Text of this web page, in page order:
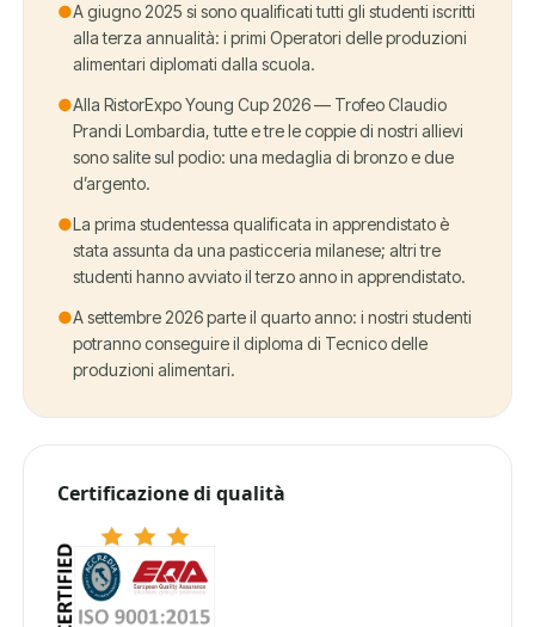
●A giugno 2025 si sono qualificati tutti gli studenti iscritti
alla terza annualità: i primi Operatori delle produzioni
alimentari diplomati dalla scuola.
●Alla RistorExpo Young Cup 2026 — Trofeo Claudio
Prandi Lombardia, tutte e tre le coppie di nostri allievi
sono salite sul podio: una medaglia di bronzo e due
d’argento.
●La prima studentessa qualificata in apprendistato è
stata assunta da una pasticceria milanese; altri tre
studenti hanno avviato il terzo anno in apprendistato.
●A settembre 2026 parte il quarto anno: i nostri studenti
potranno conseguire il diploma di Tecnico delle
produzioni alimentari.
Certificazione di qualità